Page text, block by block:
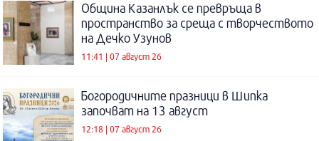
Община Казанлък се превръща в
пространство за среща с творчеството
на Дечко Узунов
11:41 | 07 август 26
Богородичните празници в Шипка
започват на 13 август
12:18 | 07 август 26